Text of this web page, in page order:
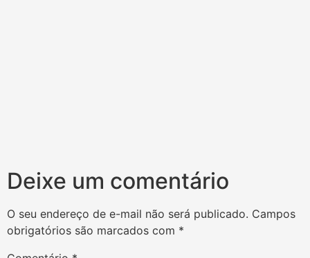
Deixe um comentário
O seu endereço de e-mail não será publicado. Campos
obrigatórios são marcados com *